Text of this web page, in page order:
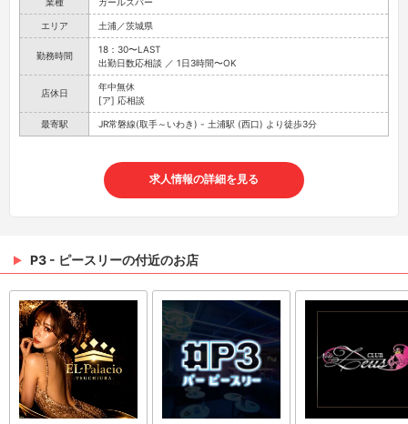
エリア 土浦／茨城県
勤務時間
18：30〜LAST
出勤⽇数応相談 ／ 1⽇3時間〜OK
店休日
年中無休
[ア] 応相談
最寄駅 JR常磐線(取手～いわき) - 土浦駅 (西口) より徒歩3分
求人情報の詳細を見る
P3 - ピースリーの付近のお店